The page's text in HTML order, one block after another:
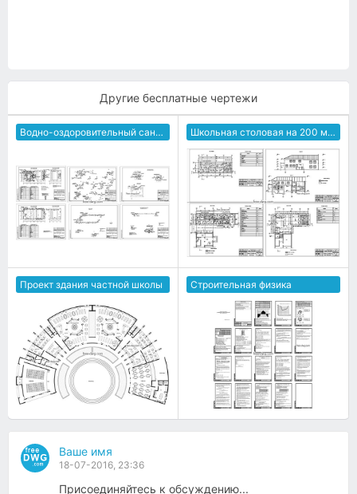
Другие бесплатные чертежи
Водно-оздоровительный санаторный комплекс Школьная столовая на 200 мест
Проект здания частной школы Строительная физика
Ваше имя
18-07-2016, 23:36
Присоединяйтесь к обсуждению...